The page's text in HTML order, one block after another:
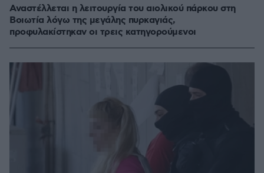
Αναστέλλεται η λειτουργία του αιολικού πάρκου στη
Βοιωτία λόγω της μεγάλης πυρκαγιάς,
προφυλακίστηκαν οι τρεις κατηγορούμενοι